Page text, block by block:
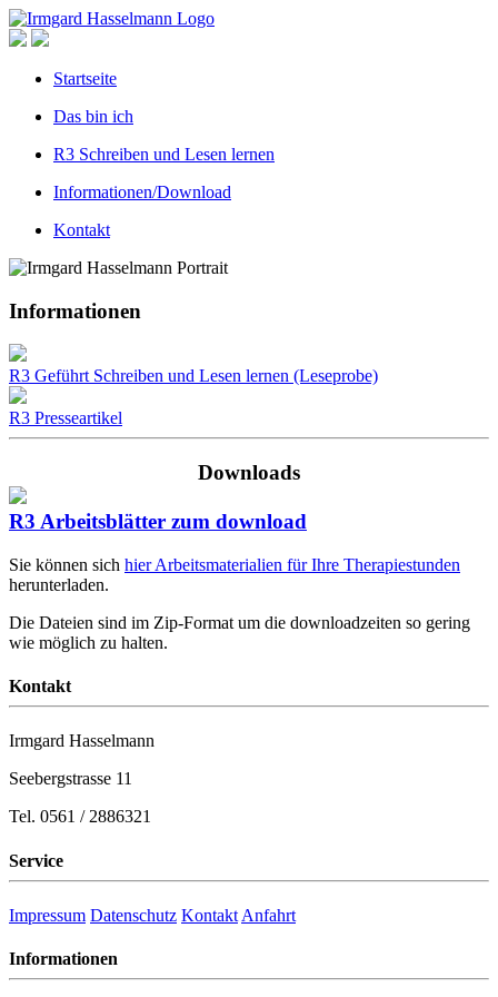
Startseite
Das bin ich
R3 Schreiben und Lesen lernen
Informationen/Download
Kontakt
Informationen
R3 Geführt Schreiben und Lesen lernen (Leseprobe)
R3 Presseartikel
Downloads
R3 Arbeitsblätter zum download
Sie können sich hier Arbeitsmaterialien für Ihre Therapiestunden
herunterladen.
Die Dateien sind im Zip-Format um die downloadzeiten so gering
wie möglich zu halten.
Kontakt
Irmgard Hasselmann
Seebergstrasse 11
Tel. 0561 / 2886321
Service
Impressum Datenschutz Kontakt Anfahrt
Informationen